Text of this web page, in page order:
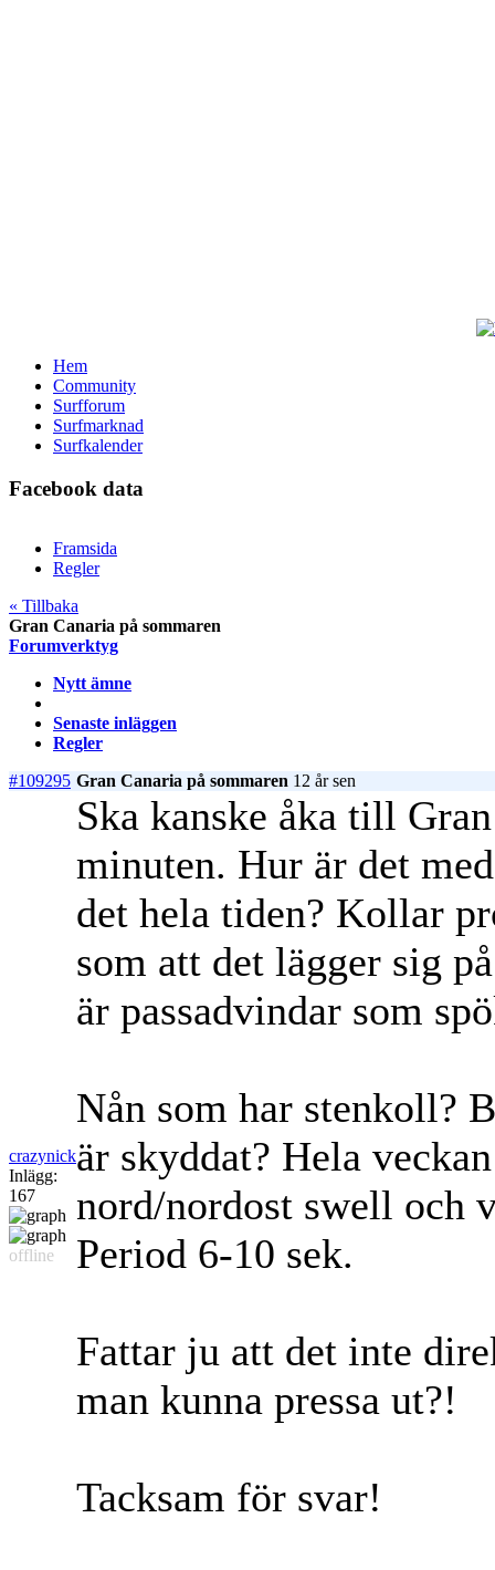
Hem
Community
Surfforum
Surfmarknad
Surfkalender
Facebook data
Framsida
Regler
« Tillbaka
Gran Canaria på sommaren
Forumverktyg
Nytt ämne
Senaste inläggen
Regler
#109295 Gran Canaria på sommaren 12 år sen
crazynick
Inlägg:
167
offline
Ska kanske åka till
minuten. Hur är det
det hela tiden? Kollar
som att det lägger sig
är passadvindar som
Nån som har stenkoll?
är skyddat? Hela
nord/nordost swell och
Period 6-10 sek.
Fattar ju att det inte
man kunna pressa ut?!
Tacksam för svar!